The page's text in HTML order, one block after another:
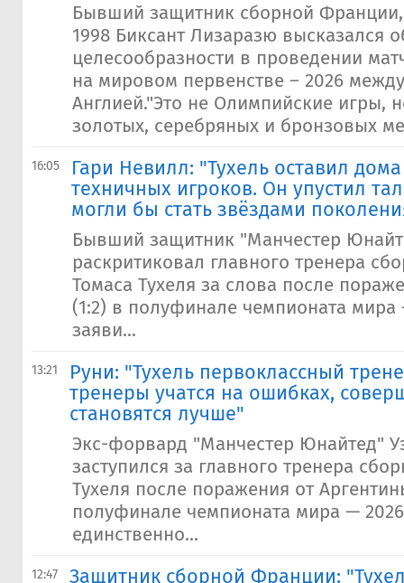
Бывший защитник сборной
1998 Биксант Лизаразю высказался
целесообразности в проведении
на мировом первенстве – 2026
Англией."Это не Олимпийские игры,
золотых, серебряных и бронзовых
16:05
Гари Невилл: "Тухель оставил
техничных игроков. Он упустил
могли бы стать звёздами
Бывший защитник "Манчестер
раскритиковал главного тренера
Томаса Тухеля за слова после
(1:2) в полуфинале чемпионата
заяви...
13:21
Руни: "Тухель первоклассный
тренеры учатся на ошибках,
становятся лучше"
Экс-форвард "Манчестер Юнайтед"
заступился за главного тренера
Тухеля после поражения от
полуфинале чемпионата мира —
единственно...
12:47 Защитник сборной Франции: